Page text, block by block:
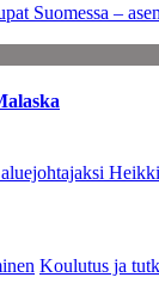
Suomessa –
Koulutus ja